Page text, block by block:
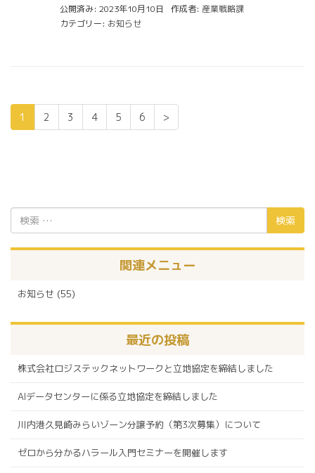
公開済み: 2023年10月10日 作成者: 産業戦略課
カテゴリー: お知らせ
1 2 3 4 5 6 >
索:
関連メニュー
お知らせ (55)
最近の投稿
株式会社ロジステックネットワークと立地協定を締結しました
AIデータセンターに係る立地協定を締結しました
川内港久見崎みらいゾーン分譲予約（第3次募集）について
ゼロから分かるハラール入門セミナーを開催します